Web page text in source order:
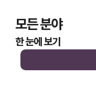
모든 분야
한 눈에 보기